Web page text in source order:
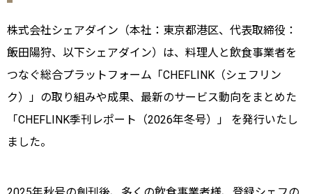
株式会社シェアダイン（本社：東京都港区、代表取締役：
飯田陽狩、以下シェアダイン）は、料理人と飲食事業者を
つなぐ総合プラットフォーム「CHEFLINK（シェフリン
ク）」の取り組みや成果、最新のサービス動向をまとめた
「CHEFLINK季刊レポート（2026年冬号）」 を発行いたし
ました。